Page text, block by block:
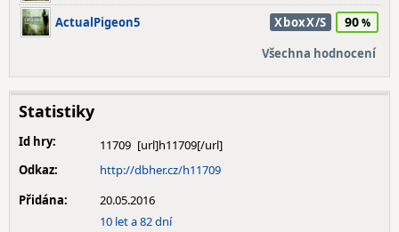
ActualPigeon5 XboxX/S 90
Všechna hodnocení
Statistiky
Id hry:
11709
Odkaz:
http://dbher.cz/h11709
Přidána:
20.05.2016
10 let a 82 dní